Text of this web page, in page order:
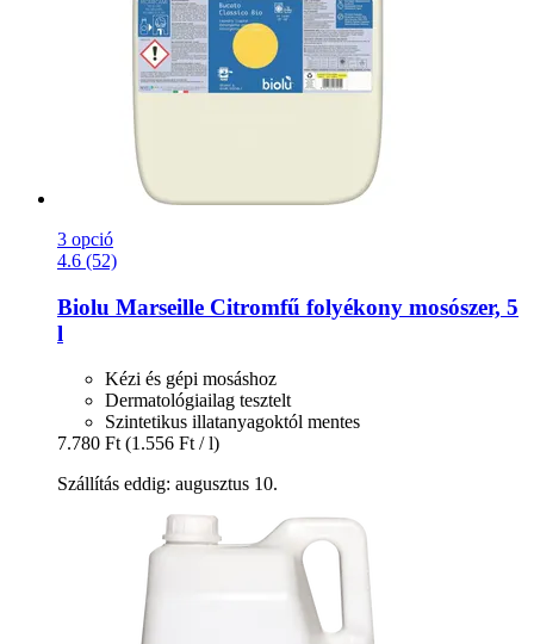
3 opció
4.6 (52)
Biolu Marseille Citromfű folyékony mosószer, 5
l
Kézi és gépi mosáshoz
Dermatológiailag tesztelt
Szintetikus illatanyagoktól mentes
7.780 Ft (1.556 Ft / l)
Szállítás eddig: augusztus 10.